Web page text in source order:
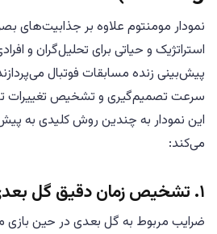
نمودار مومنتوم علاوه بر جذابیت‌های
استراتژیک و حیاتی برای تحلیل‌گران و
پیش‌بینی زنده مسابقات فوتبال
سرعت تصمیم‌گیری و تشخیص تغییرات
این نمودار به چندین روش کلیدی به
می‌کند:
۱. تشخیص زمان دقیق گل بعدی (Next Goal)
ضرایب مربوط به گل بعدی در حین